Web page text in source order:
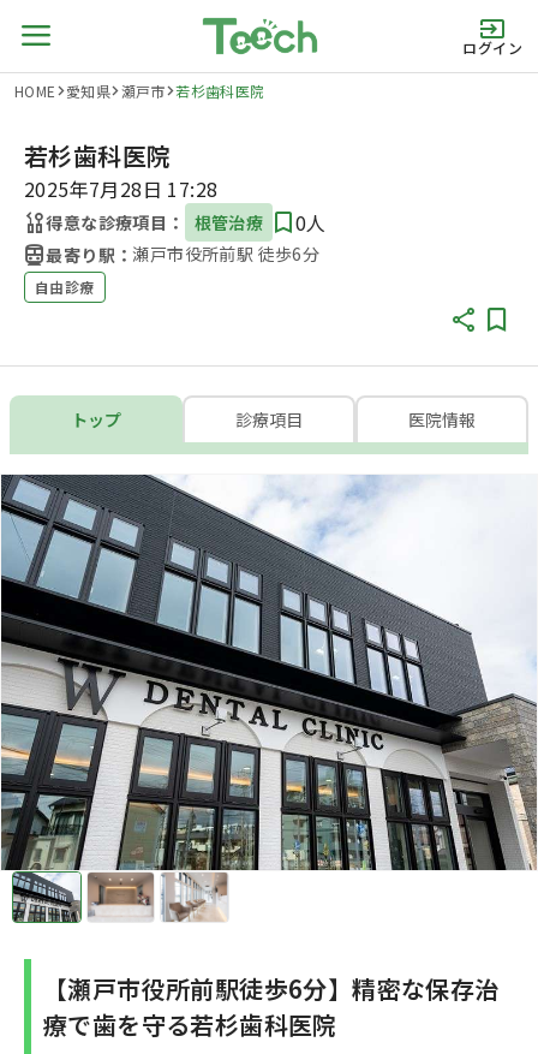
ログイン
HOME 愛知県 瀬戸市 若杉歯科医院
若杉歯科医院
2025年7月28日 17:28
得意な診療項目： 根管治療 0人
最寄り駅：瀬戸市役所前駅 徒歩6分​
自由診療
トップ 診療項目 医院情報
【瀬戸市役所前駅徒歩6分​】精密な保存治
療で歯を守る若杉歯科医院